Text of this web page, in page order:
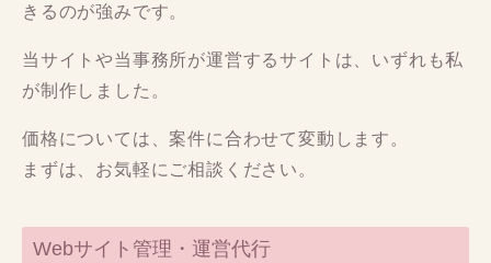
きるのが強みです。
当サイトや当事務所が運営するサイトは、いずれも私
が制作しました。
価格については、案件に合わせて変動します。
まずは、お気軽にご相談ください。
Webサイト管理・運営代行